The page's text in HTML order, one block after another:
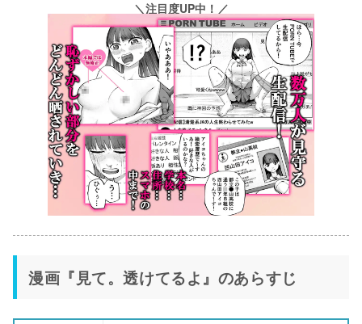
＼注目度UP中！／
漫画『見て。透けてるよ』のあらすじ